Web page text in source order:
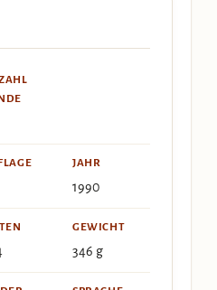
JAHR
1990
GEWICHT
346 g